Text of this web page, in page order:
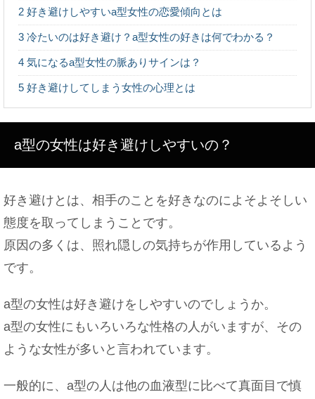
やっぱり猫に人間の食べ物はダメ？チーズを与えて
はいけない理由
大学の教授に恋愛感情を持った事がある？アドバイ
のアドバイス
脳のmri検査を子供が受ける場合の注意点について
解説！
2 好き避けしやすいa型女性の恋愛傾向とは
3 冷たいのは好き避け？a型女性の好きは何でわかる？
4 気になるa型女性の脈ありサインは？
5 好き避けしてしまう女性の心理とは
a型の女性は好き避けしやすいの？
好き避けとは、相手のことを好きなのによそよそしい
態度を取ってしまうことです。
原因の多くは、照れ隠しの気持ちが作用しているよう
です。
a型の女性は好き避けをしやすいのでしょうか。
a型の女性にもいろいろな性格の人がいますが、その
ような女性が多いと言われています。
一般的に、a型の人は他の血液型に比べて真面目で慎